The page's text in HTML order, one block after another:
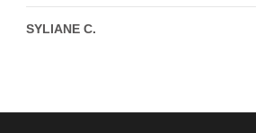
SYLIANE C.